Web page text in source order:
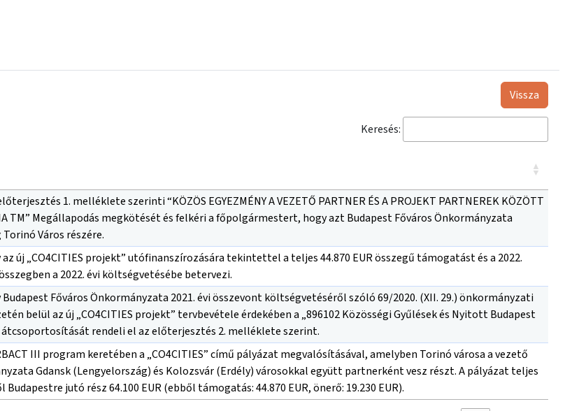
Vissza
Keresés:
1. melléklete szerinti “KÖZÖS EGYEZMÉNY A VEZETŐ PARTNER ÉS A PROJEKT PARTNEREK KÖZÖTT
TM” Megállapodás megkötését és felkéri a főpolgármestert, hogy azt Budapest Főváros Önkormányzata
Város részére.
új „CO4CITIES projekt” utófinanszírozására tekintettel a teljes 44.870 EUR összegű támogatást és a 2022.
a 2022. évi költségvetésébe betervezi.
Főváros Önkormányzata 2021. évi összevont költségvetéséről szóló 69/2020. (XII. 29.) önkormányzati
belül az új „CO4CITIES projekt” tervbevétele érdekében a „896102 Közösségi Gyűlések és Nyitott Budapest
átcsoportosítását rendeli el az előterjesztés 2. melléklete szerint.
III program keretében a „CO4CITIES” című pályázat megvalósításával, amelyben Torinó városa a vezető
Gdansk (Lengyelország) és Kolozsvár (Erdély) városokkal együtt partnerként vesz részt. A pályázat teljes
jutó rész 64.100 EUR (ebből támogatás: 44.870 EUR, önerő: 19.230 EUR).